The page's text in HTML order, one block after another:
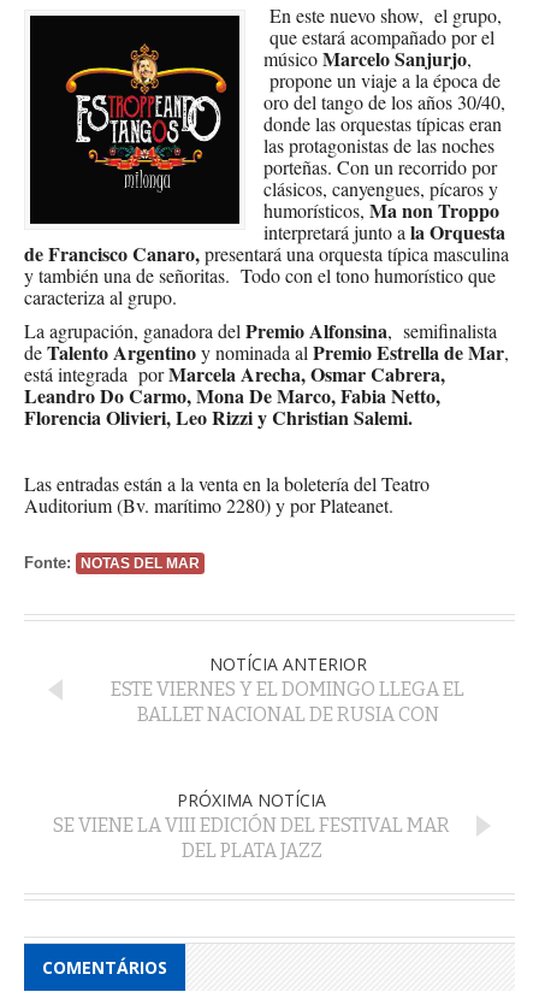
En este nuevo show, el grupo,
que estará acompañado por el
músicoMarcelo Sanjurjo,
propone un viaje a la época de
oro del tango de los años 30/40,
donde las orquestas típicas eran
las protagonistas de las noches
porteñas. Con un recorrido por
clásicos, canyengues, pícaros y
humorísticos, Ma non Troppo
interpretará junto a la Orquesta
de Francisco Canaro,presentará una orquesta típica masculina
y también una de señoritas. Todo con el tono humorístico que
caracteriza al grupo.
La agrupación, ganadora delPremio Alfonsina, semifinalista
deTalento Argentinoy nominada alPremio Estrella de Mar,
está integrada porMarcela Arecha, Osmar Cabrera,
Leandro Do Carmo, Mona De Marco, Fabia Netto,
Florencia Olivieri, Leo Rizzi y Christian Salemi.
Las entradas están a la venta en la boletería del Teatro
Auditorium (Bv. marítimo 2280) y por Plateanet.
Fonte: NOTAS DEL MAR
NOTÍCIA ANTERIOR
ESTE VIERNES Y EL DOMINGO LLEGA EL
BALLET NACIONAL DE RUSIA CON
PRÓXIMA NOTÍCIA
SE VIENE LA VIII EDICIÓN DEL FESTIVAL MAR
DEL PLATA JAZZ
COMENTÁRIOS